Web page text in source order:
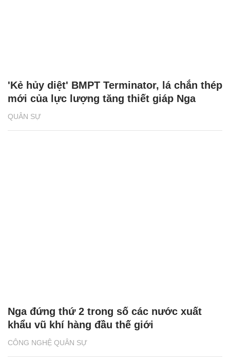
QUÂN SỰ
'Kẻ hủy diệt' BMPT Terminator, lá chắn thép
mới của lực lượng tăng thiết giáp Nga
CÔNG NGHỆ QUÂN SỰ
Nga đứng thứ 2 trong số các nước xuất
khẩu vũ khí hàng đầu thế giới